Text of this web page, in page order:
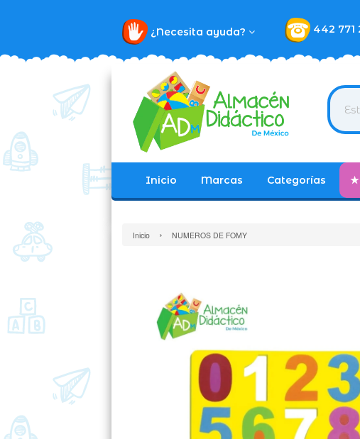
¿Necesita ayuda? 442 771
Inicio Marcas Categorías ★
Inicio › NUMEROS DE FOMY